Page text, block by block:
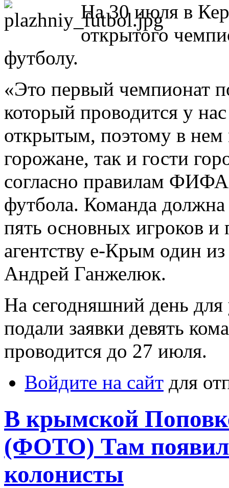
На 30 июля в
открытого
футболу.
«Это первый чемпионат
который проводится у
открытым, поэтому в нем
горожане, так и гости
согласно правилам
футбола. Команда
пять основных игроков и
агентству е-Крым один
Андрей Ганжелюк.
На сегодняшний день для
подали заявки девять
проводится до 27 июля.
Войдите на сайт для
В крымской
(ФОТО) Там
колонисты